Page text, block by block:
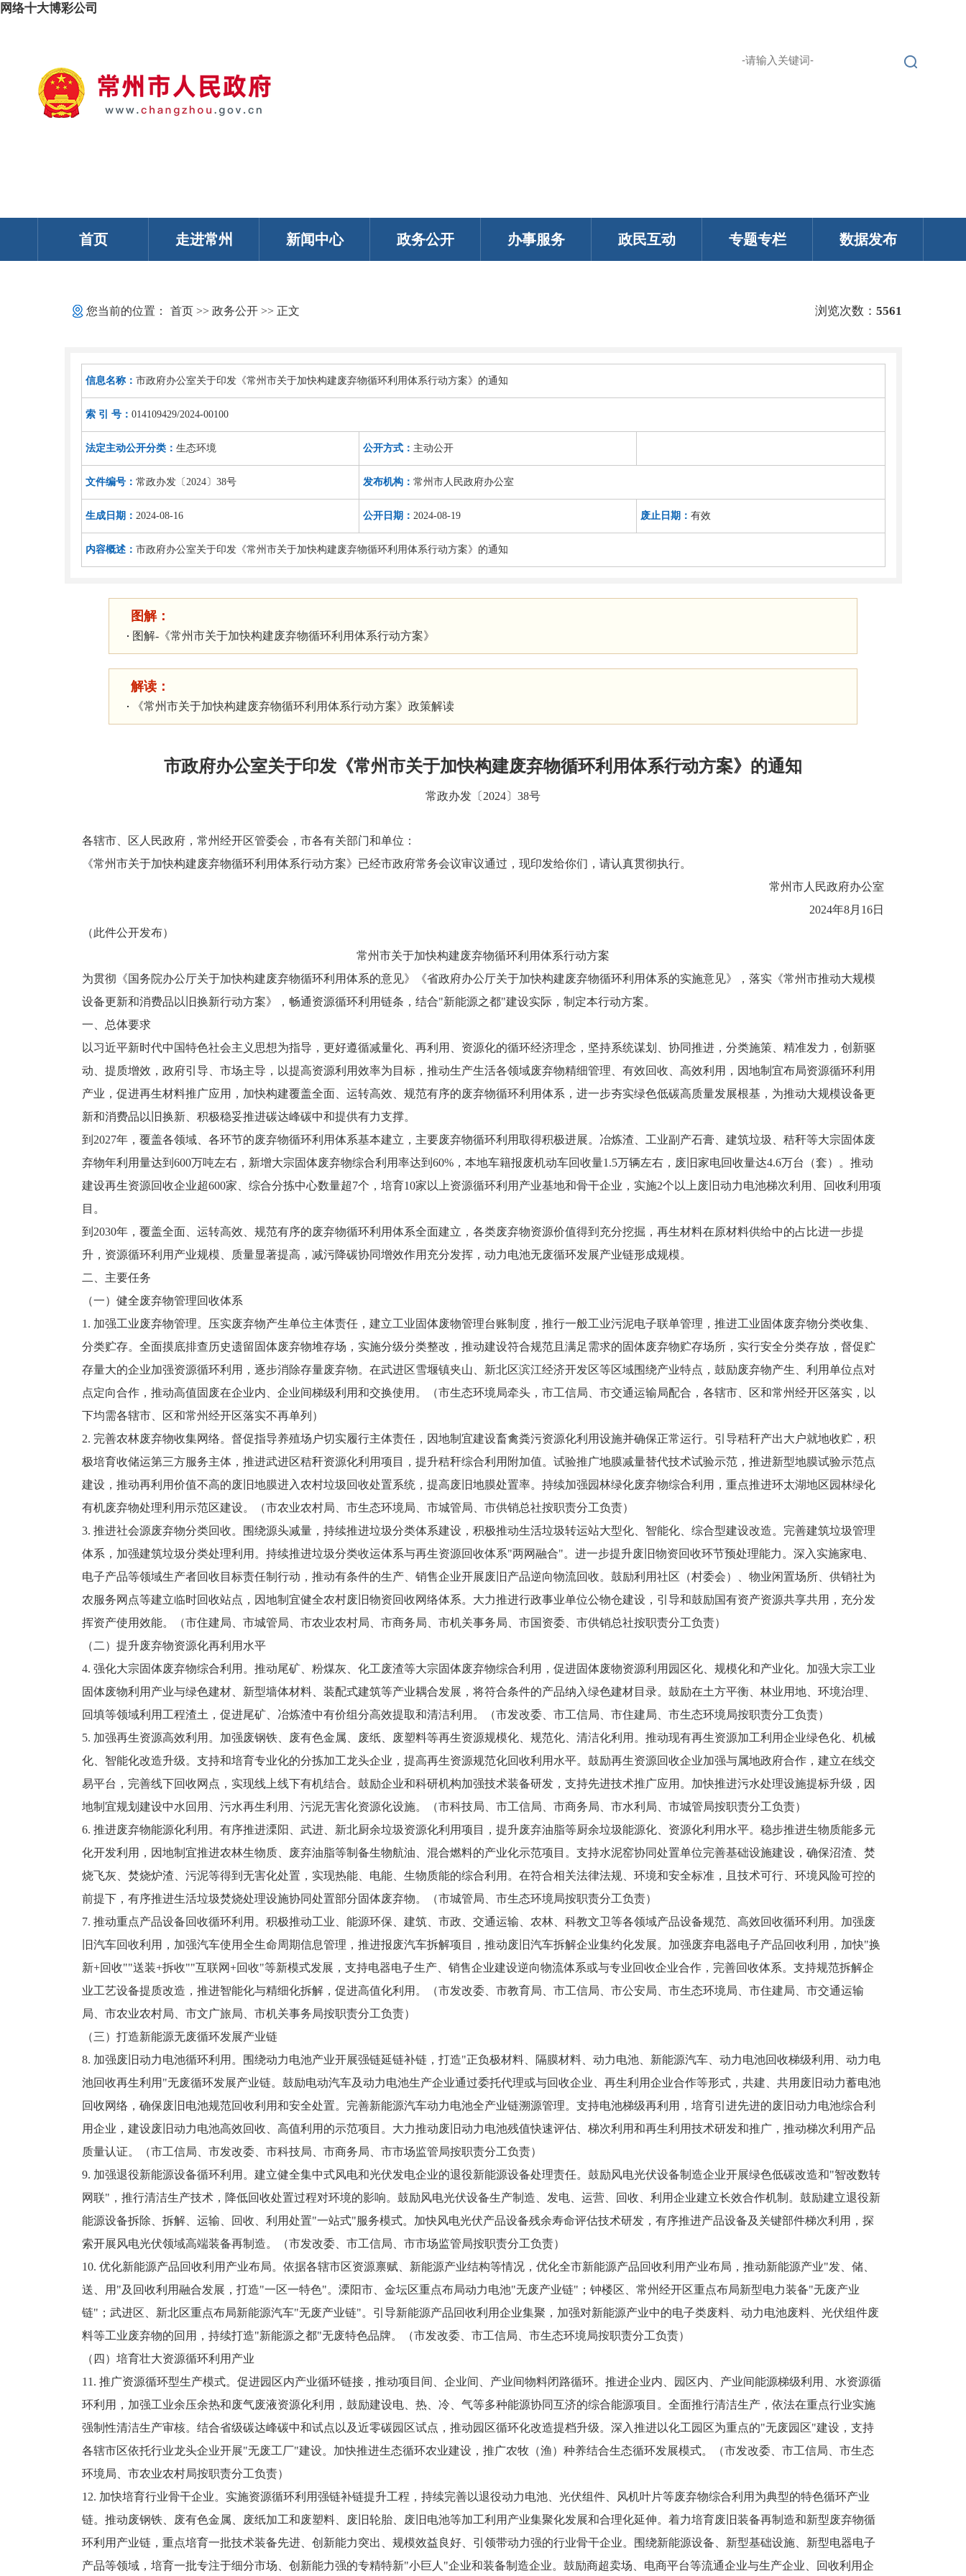
网络十大博彩公司
首页 走进常州 新闻中心 政务公开 办事服务 政民互动 专题专栏 数据发布
您当前的位置： 首页>> 政务公开>> 正文 浏览次数： 5561
信息名称： 市政府办公室关于印发《常州市关于加快构建废弃物循环利用体系行动方案》的通知
索 引 号： 014109429/2024-00100
法定主动公开分类： 生态环境 公开方式： 主动公开
文件编号： 常政办发〔2024〕38号 发布机构： 常州市人民政府办公室
生成日期： 2024-08-16 公开日期： 2024-08-19 废止日期： 有效
内容概述： 市政府办公室关于印发《常州市关于加快构建废弃物循环利用体系行动方案》的通知
图解：
图解-《常州市关于加快构建废弃物循环利用体系行动方案》
解读：
《常州市关于加快构建废弃物循环利用体系行动方案》政策解读
市政府办公室关于印发《常州市关于加快构建废弃物循环利用体系行动方案》的通知
常政办发〔2024〕38号
各辖市、区人民政府，常州经开区管委会，市各有关部门和单位：
《常州市关于加快构建废弃物循环利用体系行动方案》已经市政府常务会议审议通过，现印发给你们，请认真贯彻执行。
常州市人民政府办公室
2024年8月16日
（此件公开发布）
常州市关于加快构建废弃物循环利用体系行动方案
为贯彻《国务院办公厅关于加快构建废弃物循环利用体系的意见》《省政府办公厅关于加快构建废弃物循环利用体系的实施意见》，落实《常州市推动大规模
设备更新和消费品以旧换新行动方案》，畅通资源循环利用链条，结合"新能源之都"建设实际，制定本行动方案。
一、总体要求
以习近平新时代中国特色社会主义思想为指导，更好遵循减量化、再利用、资源化的循环经济理念，坚持系统谋划、协同推进，分类施策、精准发力，创新驱
动、提质增效，政府引导、市场主导，以提高资源利用效率为目标，推动生产生活各领域废弃物精细管理、有效回收、高效利用，因地制宜布局资源循环利用
产业，促进再生材料推广应用，加快构建覆盖全面、运转高效、规范有序的废弃物循环利用体系，进一步夯实绿色低碳高质量发展根基，为推动大规模设备更
新和消费品以旧换新、积极稳妥推进碳达峰碳中和提供有力支撑。
到2027年，覆盖各领域、各环节的废弃物循环利用体系基本建立，主要废弃物循环利用取得积极进展。冶炼渣、工业副产石膏、建筑垃圾、秸秆等大宗固体废
弃物年利用量达到600万吨左右，新增大宗固体废弃物综合利用率达到60%，本地车籍报废机动车回收量1.5万辆左右，废旧家电回收量达4.6万台（套）。推动
建设再生资源回收企业超600家、综合分拣中心数量超7个，培育10家以上资源循环利用产业基地和骨干企业，实施2个以上废旧动力电池梯次利用、回收利用项
目。
到2030年，覆盖全面、运转高效、规范有序的废弃物循环利用体系全面建立，各类废弃物资源价值得到充分挖掘，再生材料在原材料供给中的占比进一步提
升，资源循环利用产业规模、质量显著提高，减污降碳协同增效作用充分发挥，动力电池无废循环发展产业链形成规模。
二、主要任务
（一）健全废弃物管理回收体系
1. 加强工业废弃物管理。压实废弃物产生单位主体责任，建立工业固体废物管理台账制度，推行一般工业污泥电子联单管理，推进工业固体废弃物分类收集、
分类贮存。全面摸底排查历史遗留固体废弃物堆存场，实施分级分类整改，推动建设符合规范且满足需求的固体废弃物贮存场所，实行安全分类存放，督促贮
存量大的企业加强资源循环利用，逐步消除存量废弃物。在武进区雪堰镇夹山、新北区滨江经济开发区等区域围绕产业特点，鼓励废弃物产生、利用单位点对
点定向合作，推动高值固废在企业内、企业间梯级利用和交换使用。（市生态环境局牵头，市工信局、市交通运输局配合，各辖市、区和常州经开区落实，以
下均需各辖市、区和常州经开区落实不再单列）
2. 完善农林废弃物收集网络。督促指导养殖场户切实履行主体责任，因地制宜建设畜禽粪污资源化利用设施并确保正常运行。引导秸秆产出大户就地收贮，积
极培育收储运第三方服务主体，推进武进区秸秆资源化利用项目，提升秸秆综合利用附加值。试验推广地膜减量替代技术试验示范，推进新型地膜试验示范点
建设，推动再利用价值不高的废旧地膜进入农村垃圾回收处置系统，提高废旧地膜处置率。持续加强园林绿化废弃物综合利用，重点推进环太湖地区园林绿化
有机废弃物处理利用示范区建设。（市农业农村局、市生态环境局、市城管局、市供销总社按职责分工负责）
3. 推进社会源废弃物分类回收。围绕源头减量，持续推进垃圾分类体系建设，积极推动生活垃圾转运站大型化、智能化、综合型建设改造。完善建筑垃圾管理
体系，加强建筑垃圾分类处理利用。持续推进垃圾分类收运体系与再生资源回收体系"两网融合"。进一步提升废旧物资回收环节预处理能力。深入实施家电、
电子产品等领域生产者回收目标责任制行动，推动有条件的生产、销售企业开展废旧产品逆向物流回收。鼓励利用社区（村委会）、物业闲置场所、供销社为
农服务网点等建立临时回收站点，因地制宜健全农村废旧物资回收网络体系。大力推进行政事业单位公物仓建设，引导和鼓励国有资产资源共享共用，充分发
挥资产使用效能。（市住建局、市城管局、市农业农村局、市商务局、市机关事务局、市国资委、市供销总社按职责分工负责）
（二）提升废弃物资源化再利用水平
4. 强化大宗固体废弃物综合利用。推动尾矿、粉煤灰、化工废渣等大宗固体废弃物综合利用，促进固体废物资源利用园区化、规模化和产业化。加强大宗工业
固体废物利用产业与绿色建材、新型墙体材料、装配式建筑等产业耦合发展，将符合条件的产品纳入绿色建材目录。鼓励在土方平衡、林业用地、环境治理、
回填等领域利用工程渣土，促进尾矿、冶炼渣中有价组分高效提取和清洁利用。（市发改委、市工信局、市住建局、市生态环境局按职责分工负责）
5. 加强再生资源高效利用。加强废钢铁、废有色金属、废纸、废塑料等再生资源规模化、规范化、清洁化利用。推动现有再生资源加工利用企业绿色化、机械
化、智能化改造升级。支持和培育专业化的分拣加工龙头企业，提高再生资源规范化回收利用水平。鼓励再生资源回收企业加强与属地政府合作，建立在线交
易平台，完善线下回收网点，实现线上线下有机结合。鼓励企业和科研机构加强技术装备研发，支持先进技术推广应用。加快推进污水处理设施提标升级，因
地制宜规划建设中水回用、污水再生利用、污泥无害化资源化设施。（市科技局、市工信局、市商务局、市水利局、市城管局按职责分工负责）
6. 推进废弃物能源化利用。有序推进溧阳、武进、新北厨余垃圾资源化利用项目，提升废弃油脂等厨余垃圾能源化、资源化利用水平。稳步推进生物质能多元
化开发利用，因地制宜推进农林生物质、废弃油脂等制备生物航油、混合燃料的产业化示范项目。支持水泥窑协同处置单位完善基础设施建设，确保沼渣、焚
烧飞灰、焚烧炉渣、污泥等得到无害化处置，实现热能、电能、生物质能的综合利用。在符合相关法律法规、环境和安全标准，且技术可行、环境风险可控的
前提下，有序推进生活垃圾焚烧处理设施协同处置部分固体废弃物。（市城管局、市生态环境局按职责分工负责）
7. 推动重点产品设备回收循环利用。积极推动工业、能源环保、建筑、市政、交通运输、农林、科教文卫等各领域产品设备规范、高效回收循环利用。加强废
旧汽车回收利用，加强汽车使用全生命周期信息管理，推进报废汽车拆解项目，推动废旧汽车拆解企业集约化发展。加强废弃电器电子产品回收利用，加快"换
新+回收""送装+拆收""互联网+回收"等新模式发展，支持电器电子生产、销售企业建设逆向物流体系或与专业回收企业合作，完善回收体系。支持规范拆解企
业工艺设备提质改造，推进智能化与精细化拆解，促进高值化利用。（市发改委、市教育局、市工信局、市公安局、市生态环境局、市住建局、市交通运输
局、市农业农村局、市文广旅局、市机关事务局按职责分工负责）
（三）打造新能源无废循环发展产业链
8. 加强废旧动力电池循环利用。围绕动力电池产业开展强链延链补链，打造"正负极材料、隔膜材料、动力电池、新能源汽车、动力电池回收梯级利用、动力电
池回收再生利用"无废循环发展产业链。鼓励电动汽车及动力电池生产企业通过委托代理或与回收企业、再生利用企业合作等形式，共建、共用废旧动力蓄电池
回收网络，确保废旧电池规范回收利用和安全处置。完善新能源汽车动力电池全产业链溯源管理。支持电池梯级再利用，培育引进先进的废旧动力电池综合利
用企业，建设废旧动力电池高效回收、高值利用的示范项目。大力推动废旧动力电池残值快速评估、梯次利用和再生利用技术研发和推广，推动梯次利用产品
质量认证。（市工信局、市发改委、市科技局、市商务局、市市场监管局按职责分工负责）
9. 加强退役新能源设备循环利用。建立健全集中式风电和光伏发电企业的退役新能源设备处理责任。鼓励风电光伏设备制造企业开展绿色低碳改造和"智改数转
网联"，推行清洁生产技术，降低回收处置过程对环境的影响。鼓励风电光伏设备生产制造、发电、运营、回收、利用企业建立长效合作机制。鼓励建立退役新
能源设备拆除、拆解、运输、回收、利用处置"一站式"服务模式。加快风电光伏产品设备残余寿命评估技术研发，有序推进产品设备及关键部件梯次利用，探
索开展风电光伏领域高端装备再制造。（市发改委、市工信局、市市场监管局按职责分工负责）
10. 优化新能源产品回收利用产业布局。依据各辖市区资源禀赋、新能源产业结构等情况，优化全市新能源产品回收利用产业布局，推动新能源产业"发、储、
送、用"及回收利用融合发展，打造"一区一特色"。溧阳市、金坛区重点布局动力电池"无废产业链"；钟楼区、常州经开区重点布局新型电力装备"无废产业
链"；武进区、新北区重点布局新能源汽车"无废产业链"。引导新能源产品回收利用企业集聚，加强对新能源产业中的电子类废料、动力电池废料、光伏组件废
料等工业废弃物的回用，持续打造"新能源之都"无废特色品牌。（市发改委、市工信局、市生态环境局按职责分工负责）
（四）培育壮大资源循环利用产业
11. 推广资源循环型生产模式。促进园区内产业循环链接，推动项目间、企业间、产业间物料闭路循环。推进企业内、园区内、产业间能源梯级利用、水资源循
环利用，加强工业余压余热和废气废液资源化利用，鼓励建设电、热、冷、气等多种能源协同互济的综合能源项目。全面推行清洁生产，依法在重点行业实施
强制性清洁生产审核。结合省级碳达峰碳中和试点以及近零碳园区试点，推动园区循环化改造提档升级。深入推进以化工园区为重点的"无废园区"建设，支持
各辖市区依托行业龙头企业开展"无废工厂"建设。加快推进生态循环农业建设，推广农牧（渔）种养结合生态循环发展模式。（市发改委、市工信局、市生态
环境局、市农业农村局按职责分工负责）
12. 加快培育行业骨干企业。实施资源循环利用强链补链提升工程，持续完善以退役动力电池、光伏组件、风机叶片等废弃物综合利用为典型的特色循环产业
链。推动废钢铁、废有色金属、废纸加工和废塑料、废旧轮胎、废旧电池等加工利用产业集聚化发展和合理化延伸。着力培育废旧装备再制造和新型废弃物循
环利用产业链，重点培育一批技术装备先进、创新能力突出、规模效益良好、引领带动力强的行业骨干企业。围绕新能源设备、新型基础设施、新型电器电子
产品等领域，培育一批专注于细分市场、创新能力强的专精特新"小巨人"企业和装备制造企业。鼓励商超卖场、电商平台等流通企业与生产企业、回收利用企